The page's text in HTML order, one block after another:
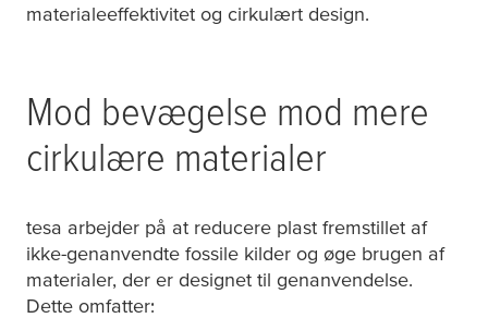
materialeeffektivitet og cirkulært design.
Mod bevægelse mod mere
cirkulære materialer
tesa arbejder på at reducere plast fremstillet af
ikke-genanvendte fossile kilder og øge brugen af
materialer, der er designet til genanvendelse.
Dette omfatter: